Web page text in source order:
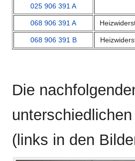
025 906 391 A
068 906 391 A
068 906 391 B
Die
(links in den